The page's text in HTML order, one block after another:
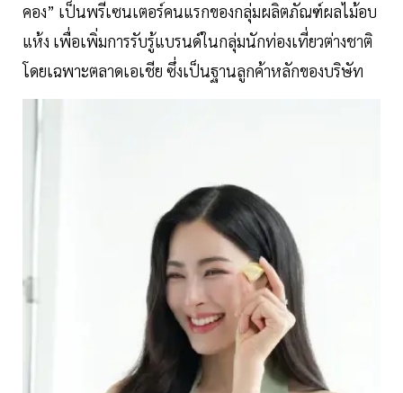
คอง” เป็นพรีเซนเตอร์คนแรกของกลุ่มผลิตภัณฑ์ผลไม้อบ
แห้ง เพื่อเพิ่มการรับรู้แบรนด์ในกลุ่มนักท่องเที่ยวต่างชาติ
โดยเฉพาะตลาดเอเชีย ซึ่งเป็นฐานลูกค้าหลักของบริษัท